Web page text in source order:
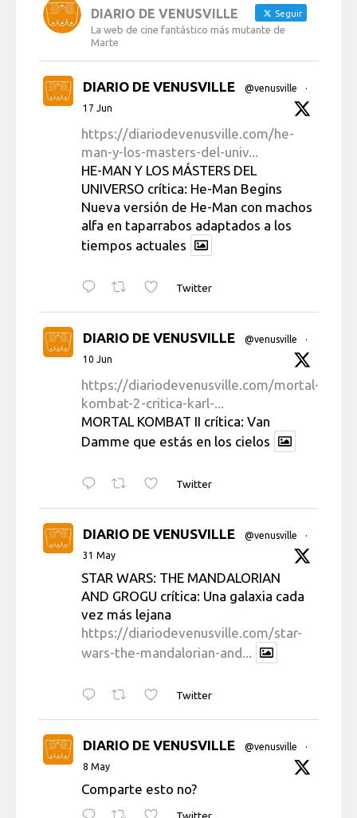
DIARIO DE VENUSVILLE Seguir
La web de cine fantástico más mutante de
Marte
DIARIO DE VENUSVILLE @venusville
·
17 Jun
https://diariodevenusville.com/he-
man-y-los-masters-del-univ...
HE-MAN Y LOS MÁSTERS DEL
UNIVERSO crítica: He-Man Begins
Nueva versión de He-Man con machos
alfa en taparrabos adaptados a los
tiempos actuales
Twitter
DIARIO DE VENUSVILLE @venusville
·
10 Jun
https://diariodevenusville.com/mortal-
kombat-2-critica-karl-...
MORTAL KOMBAT II crítica: Van
Damme que estás en los cielos
Twitter
DIARIO DE VENUSVILLE @venusville
·
31 May
STAR WARS: THE MANDALORIAN
AND GROGU crítica: Una galaxia cada
vez más lejana
https://diariodevenusville.com/star-
wars-the-mandalorian-and...
Twitter
DIARIO DE VENUSVILLE @venusville
·
8 May
Comparte esto no?